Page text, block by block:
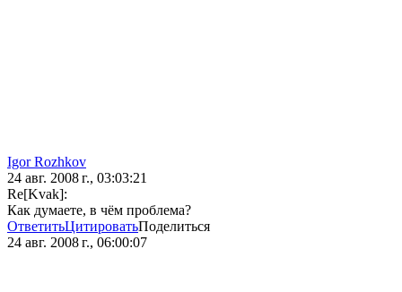
Igor Rozhkov
24 авг. 2008 г., 03:03:21
Re[Kvak]:
Как думаете, в чём проблема?
ОтветитьЦитироватьПоделиться
24 авг. 2008 г., 06:00:07